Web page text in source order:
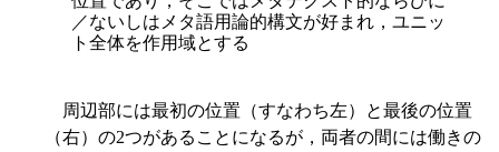
／ないしはメタ語用論的構文が好まれ，ユニッ
ト全体を作用域とする
周辺部には最初の位置（すなわち左）と最後の位置
（右）の2つがあることになるが，両者の間には働きの